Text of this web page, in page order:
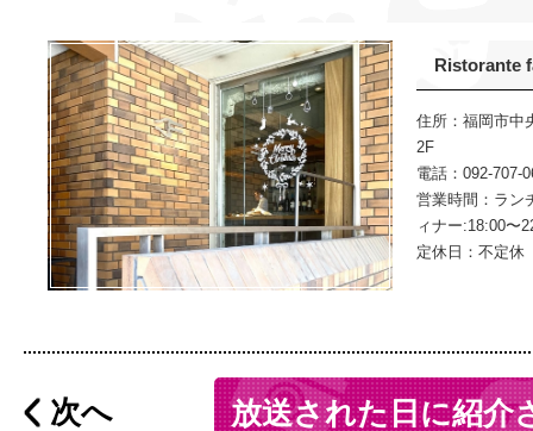
Ristorante
住所：福岡市中
2F
電話：092-707-
営業時間：ラン
ィナー:18:00〜
定休日：不定休
次へ
放送された日に紹介